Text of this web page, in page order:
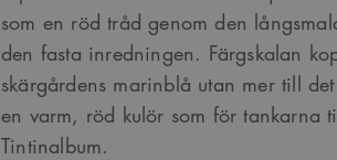
som en röd tråd genom den
den fasta inredningen. Färgskalan
skärgårdens marinblå utan mer till
en varm, röd kulör som för tankarna
Tintinalbum.